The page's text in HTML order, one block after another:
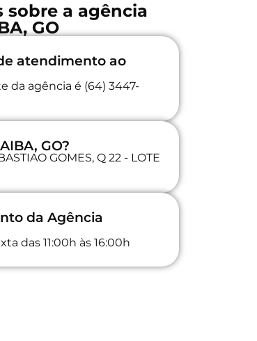
sobre a agência
GO
atendimento ao
da agência é (64) 3447-
GO?
GOMES, Q 22 - LOTE
da Agência
das 11:00h às 16:00h